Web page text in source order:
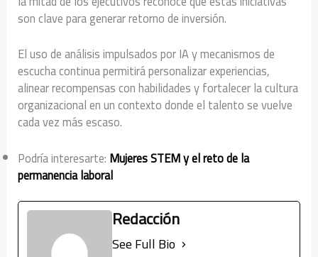
son clave para generar retorno de inversión.
El uso de análisis impulsados por IA y mecanismos de
escucha continua permitirá personalizar experiencias,
alinear recompensas con habilidades y fortalecer la cultura
organizacional en un contexto donde el talento se vuelve
cada vez más escaso.
Podría interesarte: Mujeres STEM y el reto de la
permanencia laboral
Redacción
See Full Bio